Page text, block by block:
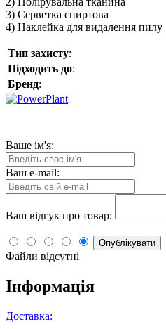
3) Серветка спиртова
4) Наклейка для видалення пилу
Тип захисту:
Підходить до:
Бренд:
Ваше ім'я:
Ваш e-mail:
Ваш відгук про товар:
Опублікувати
Файли відсутні
Інформація
Доставка: